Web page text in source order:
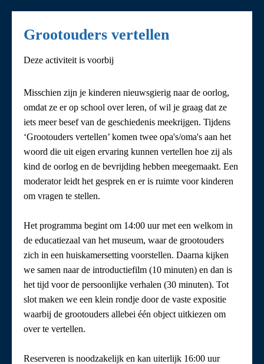
Grootouders vertellen
Deze activiteit is voorbij
Misschien zijn je kinderen nieuwsgierig naar de oorlog,
omdat ze er op school over leren, of wil je graag dat ze
iets meer besef van de geschiedenis meekrijgen. Tijdens
‘Grootouders vertellen’ komen twee opa's/oma's aan het
woord die uit eigen ervaring kunnen vertellen hoe zij als
kind de oorlog en de bevrijding hebben meegemaakt. Een
moderator leidt het gesprek en er is ruimte voor kinderen
om vragen te stellen.
Het programma begint om 14:00 uur met een welkom in
de educatiezaal van het museum, waar de grootouders
zich in een huiskamersetting voorstellen. Daarna kijken
we samen naar de introductiefilm (10 minuten) en dan is
het tijd voor de persoonlijke verhalen (30 minuten). Tot
slot maken we een klein rondje door de vaste expositie
waarbij de grootouders allebei één object uitkiezen om
over te vertellen.
Reserveren is noodzakelijk en kan uiterlijk 16:00 uur